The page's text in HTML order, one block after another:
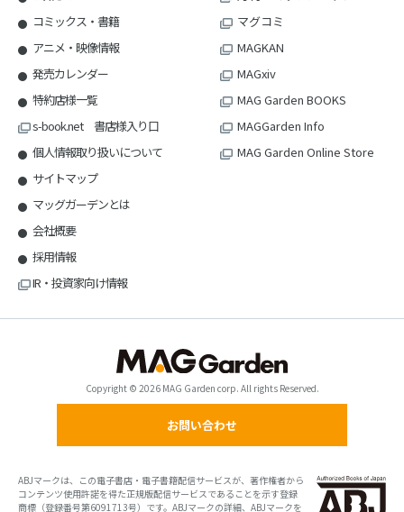
コミックス・書籍
アニメ・映像情報
発売カレンダー
特約店様一覧
s-book.net 書店様入り口
個人情報取り扱いについて
サイトマップ
マッグガーデンとは
会社概要
採用情報
IR・投資家向け情報
マグコミ
MAGKAN
MAGxiv
MAG Garden BOOKS
MAGGarden Info
MAG Garden Online Store
Copyright © 2026 MAG Garden corp. All rights Reserved.
お問い合わせ
ABJマークは、この電子書店・電子書籍配信サービスが、著作権者から
コンテンツ使用許諾を得た正規版配信サービスであることを示す登録
商標（登録番号第6091713号）です。ABJマークの詳細、ABJマークを